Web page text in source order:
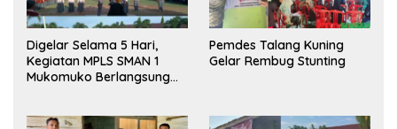
Digelar Selama 5 Hari,
Kegiatan MPLS SMAN 1
Mukomuko Berlangsung
Pemdes Talang Kuning
Gelar Rembug Stunting